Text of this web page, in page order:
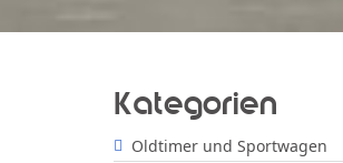
Kategorien
Oldtimer und Sportwagen